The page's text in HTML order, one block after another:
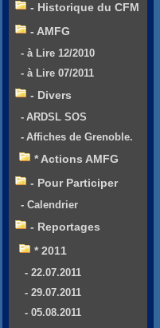
- Historique du CFM
- AMFG
- à Lire 12/2010
- à Lire 07/2011
- Divers
- ARDSL SOS
- Affiches de Grenoble.
* Actions AMFG
- Pour Participer
- Calendrier
- Reportages
* 2011
- 22.07.2011
- 29.07.2011
- 05.08.2011